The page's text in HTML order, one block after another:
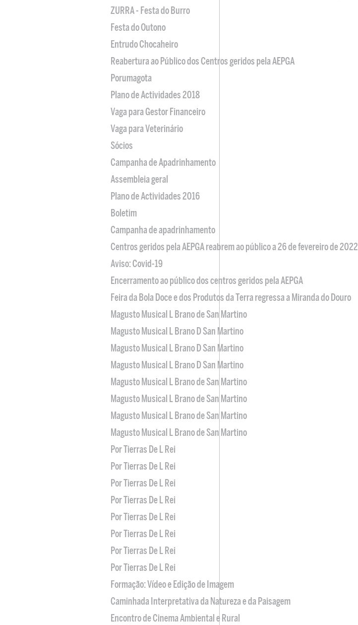
ZURRA - Festa do Burro
Festa do Outono
Entrudo Chocaheiro
Reabertura ao Público dos Centros geridos pela AEPGA
Porumagota
Plano de Actividades 2018
Vaga para Gestor Financeiro
Vaga para Veterinário
Sócios
Campanha de Apadrinhamento
Assembleia geral
Plano de Actividades 2016
Boletim
Campanha de apadrinhamento
Centros geridos pela AEPGA reabrem ao público a 26 de fevereiro de 2022
Aviso: Covid-19
Encerramento ao público dos centros geridos pela AEPGA
Feira da Bola Doce e dos Produtos da Terra regressa a Miranda do Douro
Magusto Musical L Brano de San Martino
Magusto Musical L Brano D San Martino
Magusto Musical L Brano D San Martino
Magusto Musical L Brano D San Martino
Magusto Musical L Brano de San Martino
Magusto Musical L Brano de San Martino
Magusto Musical L Brano de San Martino
Magusto Musical L Brano de San Martino
Por Tierras De L Rei
Por Tierras De L Rei
Por Tierras De L Rei
Por Tierras De L Rei
Por Tierras De L Rei
Por Tierras De L Rei
Por Tierras De L Rei
Por Tierras De L Rei
Formação: Vídeo e Edição de Imagem
Caminhada Interpretativa da Natureza e da Paisagem
Encontro de Cinema Ambiental e Rural